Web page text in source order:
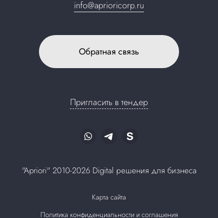
info@aprioricorp.ru
Обратная связь
Пригласить в тендер
"Apriori" 2010-2026 Digital решения для бизнеса
Карта сайта
Политика конфиденциальности и соглашения